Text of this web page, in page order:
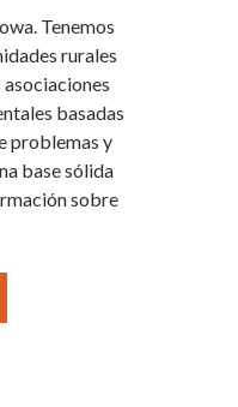
Tenemos
rurales
basadas
problemas y
base sólida
sobre